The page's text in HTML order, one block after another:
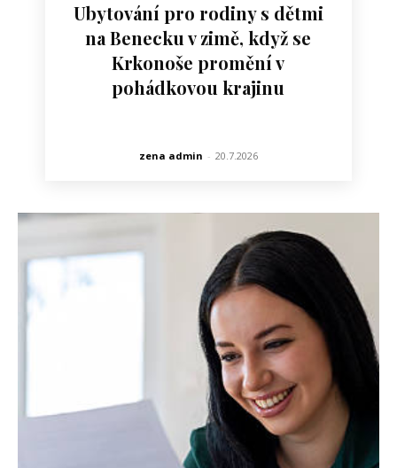
Ubytování pro rodiny s dětmi
na Benecku v zimě, když se
Krkonoše promění v
pohádkovou krajinu
zena admin - 20.7.2026